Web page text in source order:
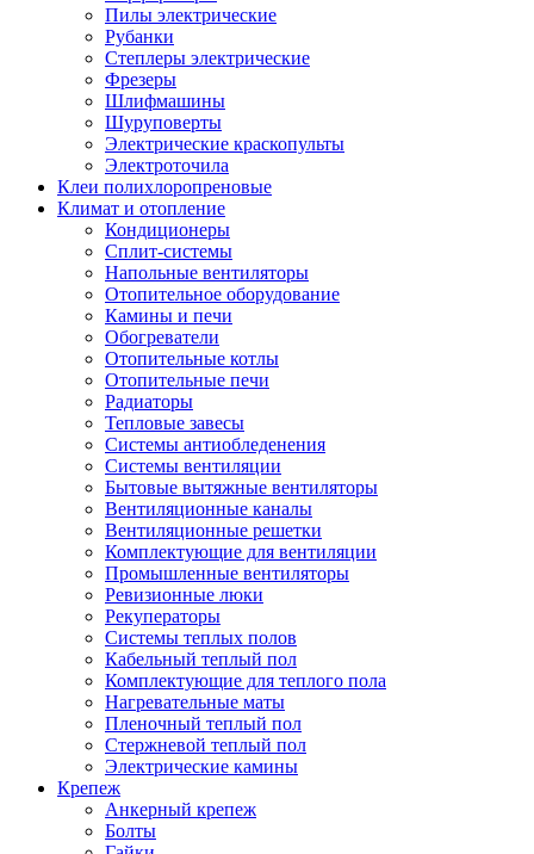
Пилы электрические
Рубанки
Степлеры электрические
Фрезеры
Шлифмашины
Шуруповерты
Электрические краскопульты
Электроточила
Клеи полихлоропреновые
Климат и отопление
Кондиционеры
Сплит-системы
Напольные вентиляторы
Отопительное оборудование
Камины и печи
Обогреватели
Отопительные котлы
Отопительные печи
Радиаторы
Тепловые завесы
Системы антиобледенения
Системы вентиляции
Бытовые вытяжные вентиляторы
Вентиляционные каналы
Вентиляционные решетки
Комплектующие для вентиляции
Промышленные вентиляторы
Ревизионные люки
Рекуператоры
Системы теплых полов
Кабельный теплый пол
Комплектующие для теплого пола
Нагревательные маты
Пленочный теплый пол
Стержневой теплый пол
Электрические камины
Крепеж
Анкерный крепеж
Болты